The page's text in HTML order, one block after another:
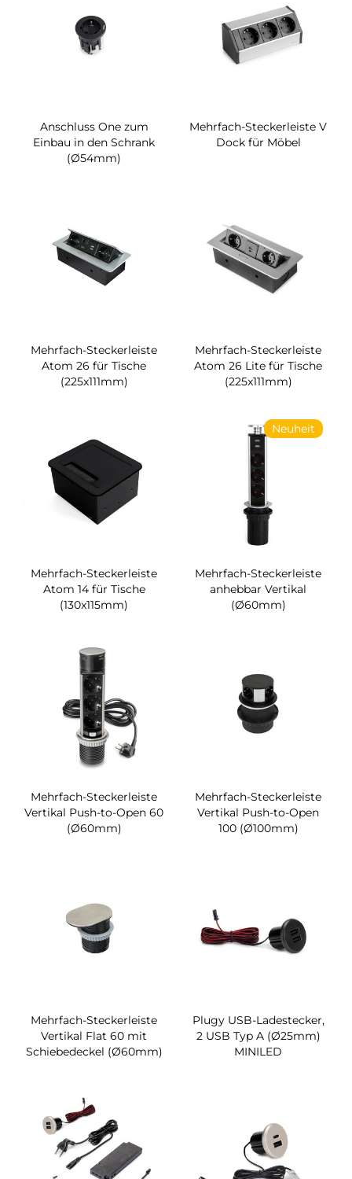
Anschluss One zum
Einbau in den Schrank
(Ø54mm)
Mehrfach-Steckerleiste V
Dock für Möbel
Mehrfach-Steckerleiste
Atom 26 für Tische
(225x111mm)
Mehrfach-Steckerleiste
Atom 26 Lite für Tische
(225x111mm)
Mehrfach-Steckerleiste
Atom 14 für Tische
(130x115mm)
Neuheit
Mehrfach-Steckerleiste
anhebbar Vertikal
(Ø60mm)
Mehrfach-Steckerleiste
Vertikal Push-to-Open 60
(Ø60mm)
Mehrfach-Steckerleiste
Vertikal Push-to-Open
100 (Ø100mm)
Mehrfach-Steckerleiste
Vertikal Flat 60 mit
Schiebedeckel (Ø60mm)
Plugy USB-Ladestecker,
2 USB Typ A (Ø25mm)
MINILED